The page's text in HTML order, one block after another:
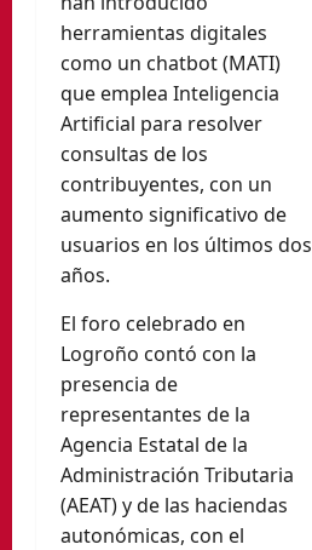
herramientas digitales
como un chatbot (MATI)
que emplea Inteligencia
Artificial para resolver
consultas de los
contribuyentes, con un
aumento significativo de
usuarios en los últimos dos
años.
El foro celebrado en
Logroño contó con la
presencia de
representantes de la
Agencia Estatal de la
Administración Tributaria
(AEAT) y de las haciendas
autonómicas, con el